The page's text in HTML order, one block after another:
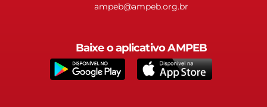
ampeb@ampeb.org.br
Baixe o aplicativo AMPEB